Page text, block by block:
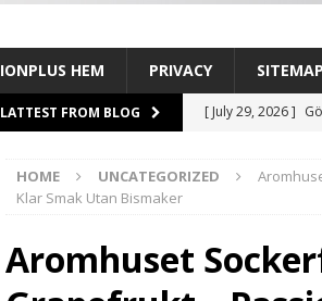
IONPLUS HEM PRIVACY SITEMAP
LATTEST FROM BLOG [ July 29, 2026 ]
[ July 27, 2026 ]
[ July 24, 2026 ]
TIPS
HOME UNCATEGORIZED
Klar Smak Utan Bismaker
Aromhuset